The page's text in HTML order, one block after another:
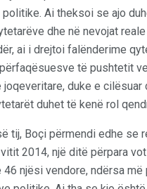
politike. Ai theksoi se ajo
dhe në nevojat
ai i drejtoi falënderime
të pushtetit
joqeveritare, duke e cilësuar
duhet të kenë rol
tij, Boçi përmendi edhe se
2014, një ditë përpara
46 njësi vendore, ndërsa më